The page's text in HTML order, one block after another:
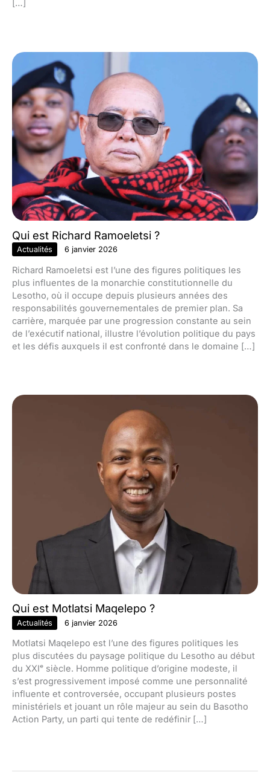
[…]
Qui est Richard Ramoeletsi ?
Actualités 6 janvier 2026
Richard Ramoeletsi est l’une des figures politiques les
plus influentes de la monarchie constitutionnelle du
Lesotho, où il occupe depuis plusieurs années des
responsabilités gouvernementales de premier plan. Sa
carrière, marquée par une progression constante au sein
de l’exécutif national, illustre l’évolution politique du pays
et les défis auxquels il est confronté dans le domaine […]
Qui est Motlatsi Maqelepo ?
Actualités 6 janvier 2026
Motlatsi Maqelepo est l’une des figures politiques les
plus discutées du paysage politique du Lesotho au début
du XXIᵉ siècle. Homme politique d’origine modeste, il
s’est progressivement imposé comme une personnalité
influente et controversée, occupant plusieurs postes
ministériels et jouant un rôle majeur au sein du Basotho
Action Party, un parti qui tente de redéfinir […]